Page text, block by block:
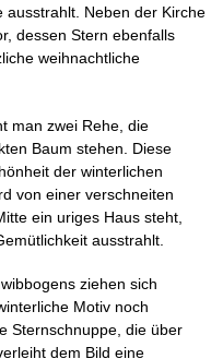
ausstrahlt. Neben der Kirche
dessen Stern ebenfalls
weihnachtliche
man zwei Rehe, die
Baum stehen. Diese
der winterlichen
von einer verschneiten
ein uriges Haus steht,
ausstrahlt.
ziehen sich
Motiv noch
Sternschnuppe, die über
dem Bild eine